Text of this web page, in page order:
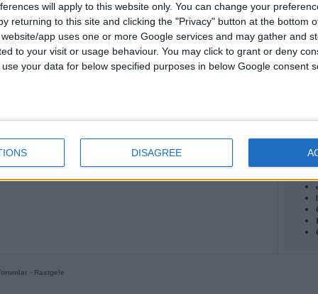
will apply to this website only. You can change your
returning to this site and clicking the "Privacy" button at the bottom
app uses one or more Google services and may gather and
to your visit or usage behaviour. You may click to grant or deny
your data for below specified purposes in below Google consent
DISAGREE
Rastgele anket getir
tıklayabilirsiniz.
(Giriş Yap/Üye Ol/Şifremi Hatırlat)
En
- Rastgele